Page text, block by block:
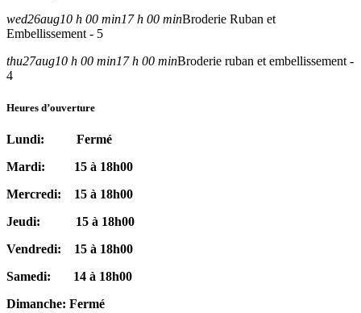
wed26aug10 h 00 min17 h 00 minBroderie Ruban et
Embellissement - 5
thu27aug10 h 00 min17 h 00 minBroderie ruban et embellissement -
4
Heures d’ouverture
Lundi: Fermé
Mardi: 15 à 18h00
Mercredi: 15 à 18h00
Jeudi: 15 à 18h00
Vendredi: 15 à 18h00
Samedi: 14 à 18h00
Dimanche: Fermé